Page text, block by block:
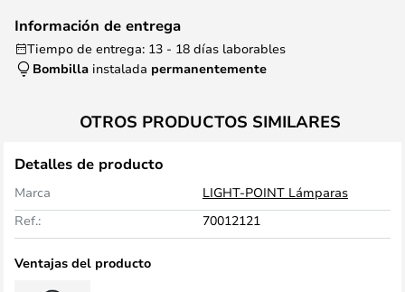
Información de entrega
Tiempo de entrega: 13 - 18 días laborables
Bombilla instalada permanentemente
OTROS PRODUCTOS SIMILARES
Detalles de producto
Marca
LIGHT-POINT Lámparas
Ref.:
70012121
Ventajas del producto